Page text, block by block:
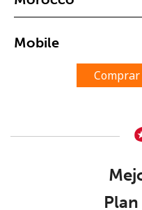
Una letra mayúscula y
Un caracter especial
Mantente en contacto
Mobile
Comprar